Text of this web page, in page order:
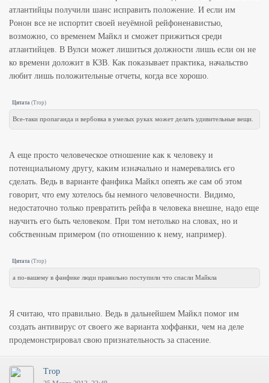
атлантийцы получили шанс исправить положение. И если им
Ронон все не испортит своей неуёмной рейфоненавистью,
возможно, со временем Майкл и сможет прижиться среди
атлантийцев. В Вулси может лишиться должности лишь если он не
ко времени доложит в КЗВ. Как показывает практика, начальство
любит лишь положительные отчеты, когда все хорошо.
Цитата (Trop)
Все-таки пропаганда и вербовка в умелых руках может делать удивительные вещи.
А еще просто человеческое отношение как к человеку и
потенциальному другу, каким изначально и намеревались его
сделать. Ведь в варианте фанфика Майкл опеять же сам об этом
говорит, что ему хотелось бы немного человечности. Видимо,
недостаточно только превратить рейфа в человека внешне, надо еще
научить его быть человеком. При том нетолько на словах, но и
собственным примером (по отношению к нему, например).
Цитата (Trop)
а по-вашему в фанфике люди правильно поступили что спасли Майкла
Я считаю, что правильно. Ведь в дальнейшем Майкл помог им
создать антивирус от своего же варианта хоффанки, чем на деле
продемонстрировал свою признательность за спасение.
Trop